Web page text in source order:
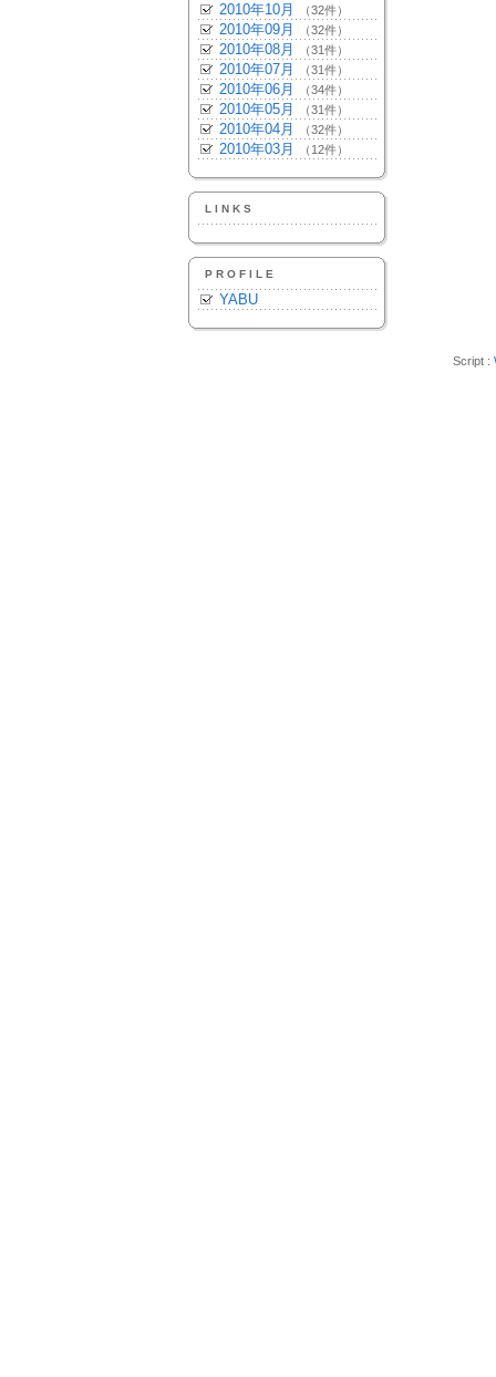
2010年10月 （32件）
2010年09月 （32件）
2010年08月 （31件）
2010年07月 （31件）
2010年06月 （34件）
2010年05月 （31件）
2010年04月 （32件）
2010年03月 （12件）
LINKS
PROFILE
YABU
Script :